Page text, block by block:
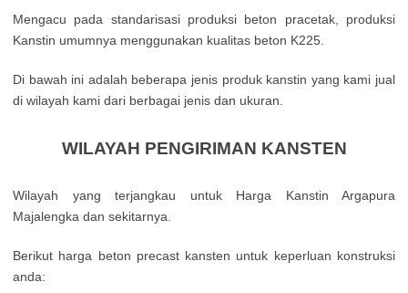
Mengacu pada standarisasi produksi beton pracetak, produksi
Kanstin umumnya menggunakan kualitas beton K225.
Di bawah ini adalah beberapa jenis produk kanstin yang kami jual
di wilayah kami dari berbagai jenis dan ukuran.
WILAYAH PENGIRIMAN KANSTEN
Wilayah yang terjangkau untuk Harga Kanstin Argapura
Majalengka dan sekitarnya.
Berikut harga beton precast kansten untuk keperluan konstruksi
anda: